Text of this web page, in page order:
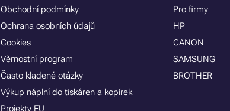
Obchodní podmínky
Ochrana osobních údajů
Cookies
Věrnostní program
Často kladené otázky
Výkup náplní do tiskáren a kopírek
Projekty EU
Pro firmy
HP
CANON
SAMSUNG
BROTHER